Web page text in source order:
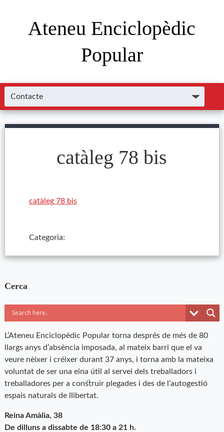
Ateneu Enciclopèdic
Popular
catàleg 78 bis
catàleg 78 bis
Categoria:
Cerca
L’Ateneu Enciclopèdic Popular torna després de més de 80
llargs anys d’absència imposada, al mateix barri que el va
veure nèixer i créixer durant 37 anys, i torna amb la mateixa
voluntat de ser una eina útil al servei dels treballadors i
treballadores per a construir plegades i des de l’autogestió
espais naturals de llibertat.
Reina Amàlia, 38
De dilluns a dissabte de 18:30 a 21 h.